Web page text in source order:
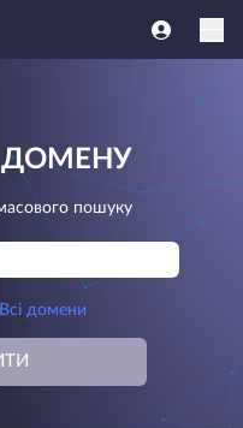
ДОМЕНУ
пошуку
домени